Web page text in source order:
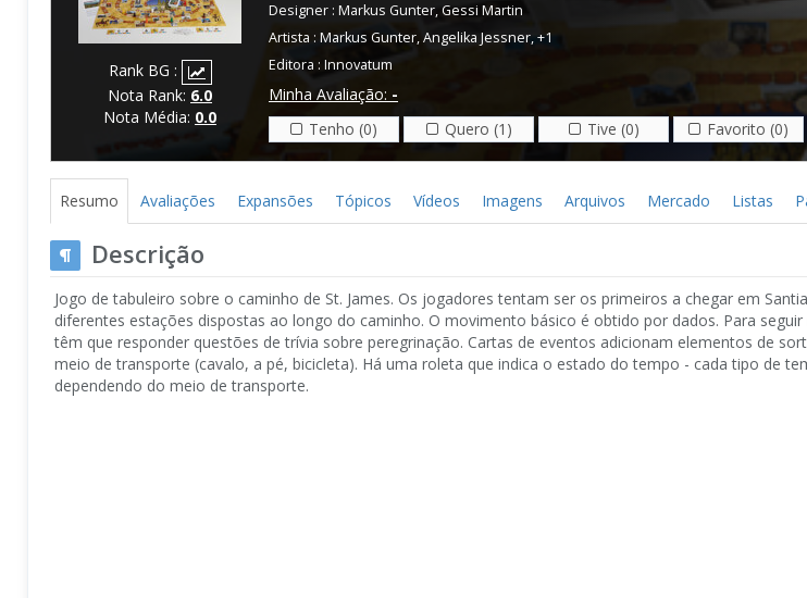
Rank BG :
Nota Rank: 6.0
Nota Média: 0.0
Designer : Markus Gunter, Gessi Martin
Artista : Markus Gunter,Angelika Jessner,+1
Editora : Innovatum
Minha Avaliação: -
Tenho (0)
Quero (1) Tive (0) Favorito (0)
Resumo Avaliações Expansões Tópicos Vídeos Imagens Arquivos Mercado Listas
Descrição
Jogo de tabuleiro sobre o caminho de St. James. Os jogadores tentam ser os primeiros a chegar em
diferentes estações dispostas ao longo do caminho. O movimento básico é obtido por dados. Para
têm que responder questões de trívia sobre peregrinação. Cartas de eventos adicionam elementos de
meio de transporte (cavalo, a pé, bicicleta). Há uma roleta que indica o estado do tempo - cada tipo de
dependendo do meio de transporte.